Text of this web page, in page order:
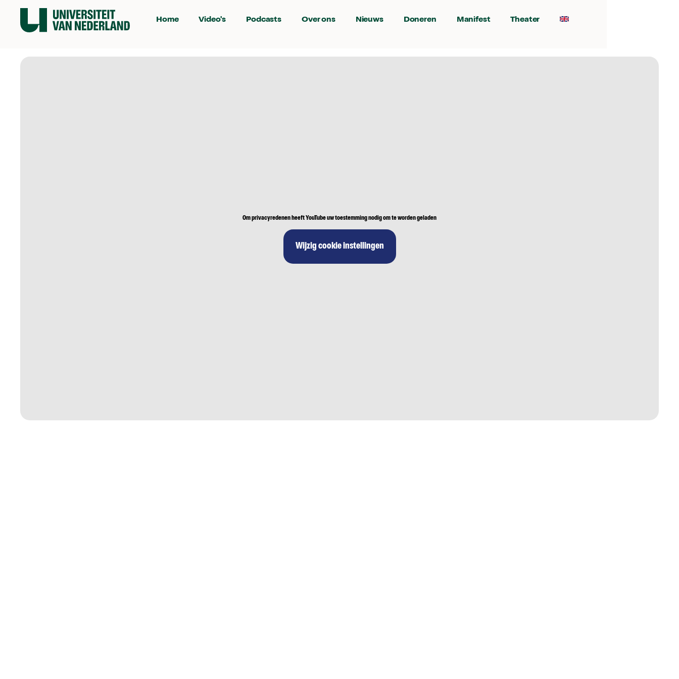
Home Video's Podcasts Over ons Nieuws Doneren Manifest Theater
Om privacyredenen heeft YouTube uw toestemming nodig om te worden geladen
Wijzig cookie instellingen